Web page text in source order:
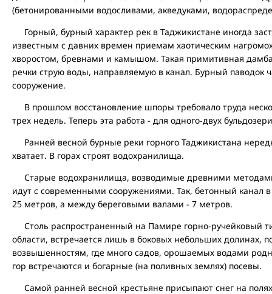
(бетонированными водосливами, акведуками,
Горный, бурный характер рек в Таджикистане иногда
известным с давних времен приемам хаотическим
хворостом, бревнами и камышом. Такая примитивная
речки струю воды, направляемую в канал. Бурный паводок
сооружение.
В прошлом восстановление шпоры требовало труда
трех недель. Теперь эта работа - для одного-двух
Ранней весной бурные реки горного Таджикистана
хватает. В горах строят водохранилища.
Старые водохранилища, возводимые древними
идут с современными сооружениями. Так, бетонный канал
25 метров, а между береговыми валами - 7 метров.
Столь распространенный на Памире горно-ручейковый
области, встречается лишь в боковых небольших долинах,
возвышенностям, где много садов, орошаемых водами
гор встречаются и богарные (на поливных землях) посевы.
Самой ранней весной крестьяне присыпают снег на